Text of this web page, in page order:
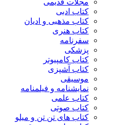
مجلات قدیمی
کتاب ادبی
کتاب مذهبی و ادیان
کتاب هنری
سفرنامه
پزشکی
کتاب کامپیوتر
کتاب آشپزی
موسیقی
نمایشنامه و فیلمنامه
کتاب علمی
کتاب صوتی
کتاب های تن تن و میلو